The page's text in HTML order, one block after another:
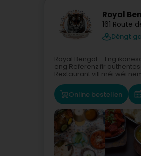
Royal
161 Route
Déngt
Royal Bengal – Eng
eng Referenz fir
Restaurant vill méi wéi
Online bestellen